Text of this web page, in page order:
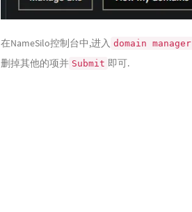
在NameSilo控制台中,进入 domain manager
删掉其他的项并 Submit 即可.